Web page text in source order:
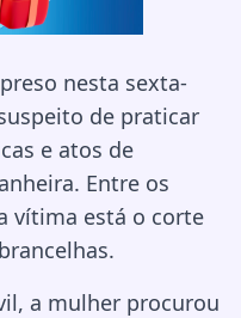
nesta sexta-
de praticar
e atos de
Entre os
vítima está o corte
a mulher procurou